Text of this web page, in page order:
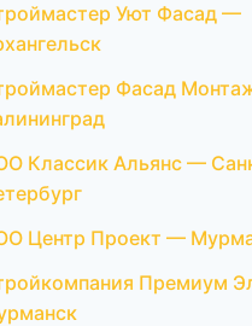
Уют Фасад —
Фасад
Классик Альянс —
Центр Проект —
Премиум